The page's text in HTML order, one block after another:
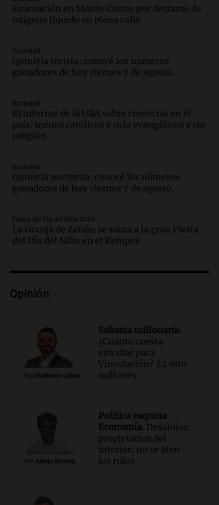
Congreso y evacuación por derrame de
oxígeno en Montecastro
Audio.
Río Gallegos reporta frío extremo
y llega avión para escuelas de la décima
brigada aérea
Episodios
Audio. La justicia reconoce al COVID
como enfermedad laboral tras la muerte
de un docente
Audio.Aumento de tarifas de luz en San
Luis a partir de agosto por nueva
regulación de la energía
Episodios
Audio.Gabriela Irrazábal: “Un 35,5% de
la población del país fue a templos a
Episodios
Audio.
Episodios
Audio.
José Roccuzzo, cortes de carne y
compras de Antonella: bromas en
Rosario.
compras de Antonella: bromas en
Rosario.
Viva la Radio Rosario
Episodios
Audio.Luciano Cáceres llega a Córdoba a
Amamos Argentina
Evacuación en Monte Castro por derrame de
oxígeno líquido en plena calle
Sociedad
Quiniela turista: conocé los números
ganadores de hoy viernes 7 de agosto.
Sociedad
El informe de la UBA sobre creencias en el
país: menos católicos y más evangélicos y sin
religión
Sociedad
Quiniela nocturna: conocé los números
ganadores de hoy viernes 7 de agosto.
Fiesta del Día del Niño 2026
La Granja de Zenón se suma a la gran Fiesta
del Día del Niño en el Kempes
Opinión
Por Guillermo López
Subasta millonaria.
¿Cuánto cuesta
vincular para
Vinculación? $2.000
millones
Por Adrián Simioni
Política esquina
Economía. Desalojos:
propietarios del
interior, no se aten
los rulos